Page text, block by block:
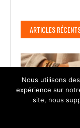
ARTICLES
Nous utilisons
expérience sur
site, nous